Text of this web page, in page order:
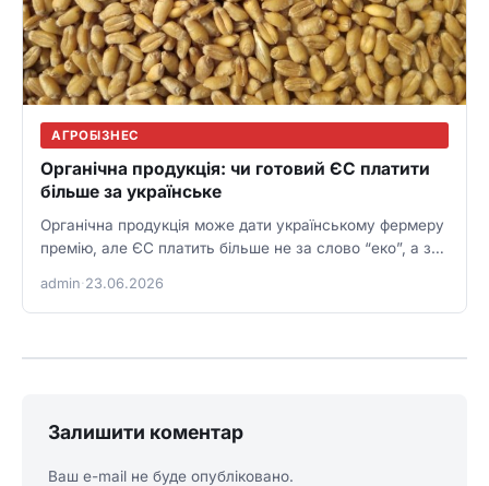
АГРОБІЗНЕС
Органічна продукція: чи готовий ЄС платити
більше за українське
Органічна продукція може дати українському фермеру
премію, але ЄС платить більше не за слово “еко”, а за
admin·23.06.2026
Залишити коментар
Ваш e-mail не буде опубліковано.